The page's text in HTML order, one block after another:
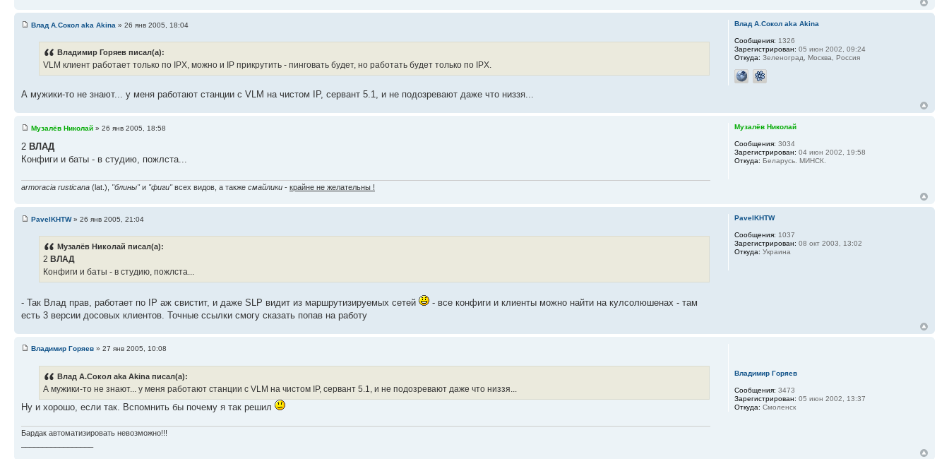
Влад А.Сокол aka Akina » 26 янв 2005, 18:04
Владимир Горяев писал(а):
VLM клиент работает только по IPX, можно и IP прикрутить - пинговать будет, но работать будет только по IPX.
А мужики-то не знают... у меня работают станции с VLM на чистом IP, сервант 5.1, и не подозревают даже что низзя...
Влад А.Сокол aka Akina
Сообщения: 1326
Зарегистрирован: 05 июн 2002, 09:24
Откуда: Зеленоград, Москва, Россия
Музалёв Николай » 26 янв 2005, 18:58
2 ВЛАД
Конфиги и баты - в студию, пожлста...
armoracia rusticana (lat.), "блины"и "фиги"всех видов, а также смайлики - крайне не желательны !
Музалёв Николай
Сообщения: 3034
Зарегистрирован: 04 июн 2002, 19:58
Откуда: Беларусь. МИНСК.
PavelKHTW» 26 янв 2005, 21:04
Музалёв Николай писал(а):
2 ВЛАД
Конфиги и баты - в студию, пожлста...
- Так Влад прав, работает по IP аж свистит, и даже SLP видит из маршрутизируемых сетей
- все конфиги и клиенты можно найти на кулсолюшенах - там
есть 3 версии досовых клиентов. Точные ссылки смогу сказать попав на работу
PavelKHTW
Сообщения: 1037
Зарегистрирован: 08 окт 2003, 13:02
Откуда: Украина
Владимир Горяев » 27 янв 2005, 10:08
Влад А.Сокол aka Akina писал(а):
А мужики-то не знают... у меня работают станции с VLM на чистом IP, сервант 5.1, и не подозревают даже что низзя...
Ну и хорошо, если так. Вспомнить бы почему я так решил
Бардак автоматизировать невозможно!!!
Владимир Горяев
Сообщения: 3473
Зарегистрирован: 05 июн 2002, 13:37
Откуда: Смоленск